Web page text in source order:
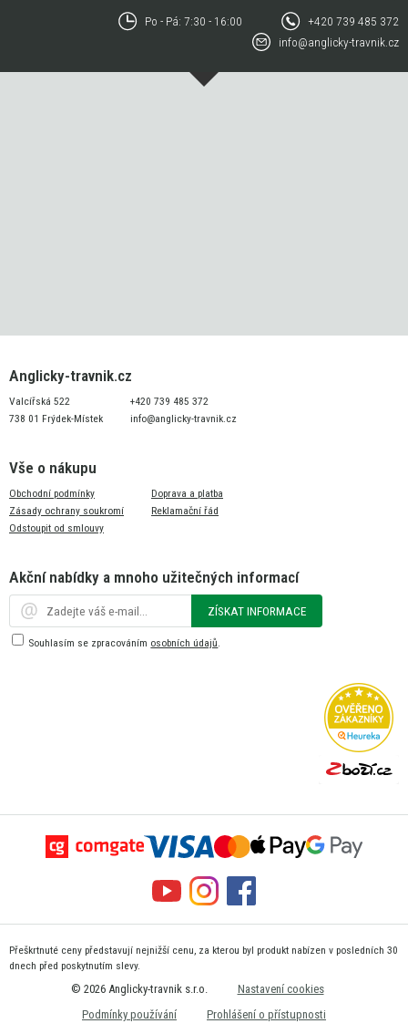
Po - Pá: 7:30 - 16:00
+420 739 485 372
info@anglicky-travnik.cz
Anglicky-travnik.cz
Valcířská 522
738 01 Frýdek-Místek
+420 739 485 372
info@anglicky-travnik.cz
Vše o nákupu
Obchodní podmínky
Zásady ochrany soukromí
Odstoupit od smlouvy
Doprava a platba
Reklamační řád
Akční nabídky a mnoho užitečných informací
ZÍSKAT INFORMACE
Souhlasím se zpracováním osobních údajů
Přeškrtnuté ceny představují nejnižší cenu, za kterou byl produkt nabízen v posledních 30
dnech před poskytnutím slevy.
© 2026 Anglicky-travnik s.r.o.
Nastavení cookies
Podmínky používání
Prohlášení o přístupnosti